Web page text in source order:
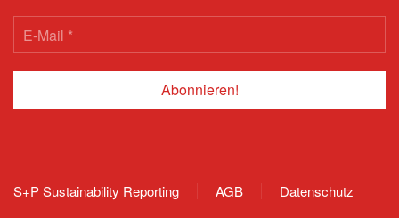
S+P Sustainability Reporting AGB
Datenschutz